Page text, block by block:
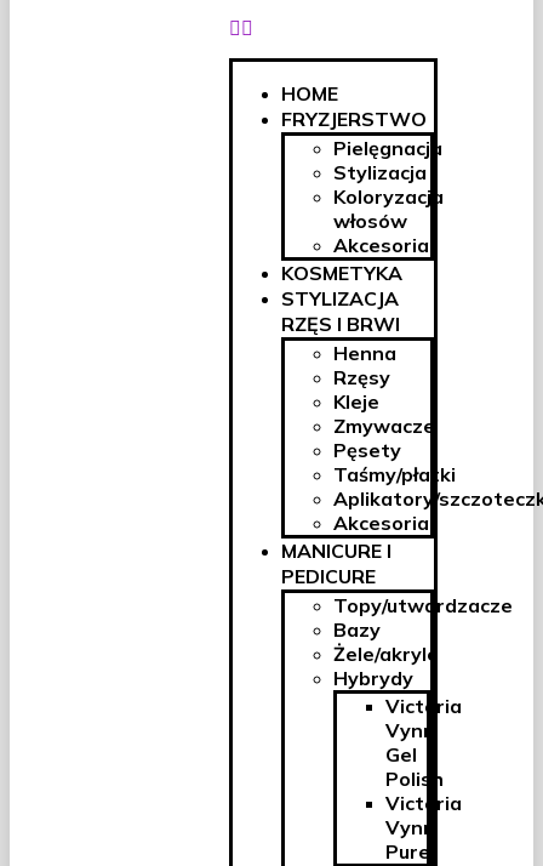
HOME
FRYZJERSTWO
Pielęgnacja
Stylizacja
Koloryzacja
włosów
Akcesoria
KOSMETYKA
STYLIZACJA
RZĘS I BRWI
Henna
Rzęsy
Kleje
Zmywacze
Pęsety
Taśmy/płatki
Aplikatory/
Akcesoria
MANICURE I
PEDICURE
Topy/utwardzacze
Bazy
Żele/akryle
Hybrydy
Victoria
Vynn
Gel
Polish
Victoria
Vynn
Pure